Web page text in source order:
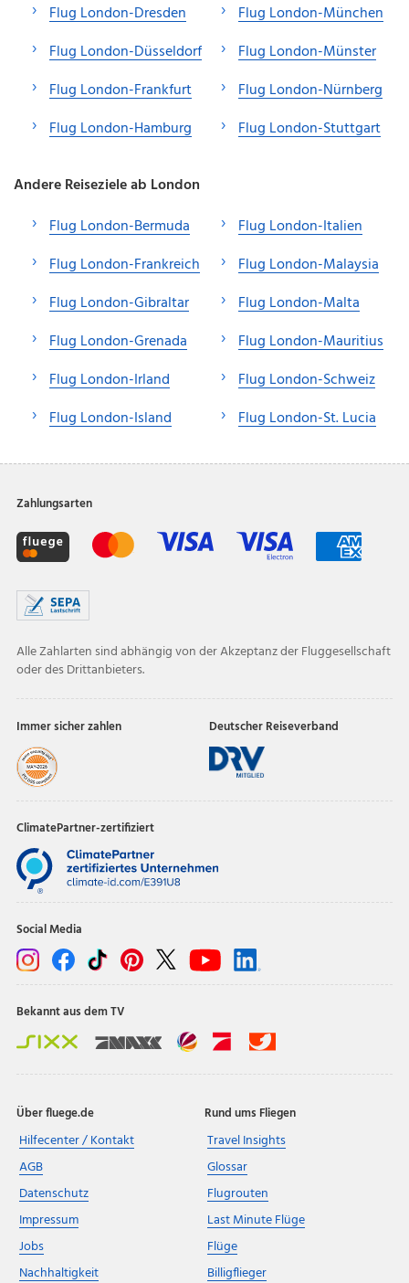
Flug London-Dresden
Flug London-Düsseldorf
Flug London-Frankfurt
Flug London-Hamburg
Flug London-München
Flug London-Münster
Flug London-Nürnberg
Flug London-Stuttgart
Andere Reiseziele ab London
Flug London-Bermuda
Flug London-Frankreich
Flug London-Gibraltar
Flug London-Grenada
Flug London-Irland
Flug London-Island
Flug London-Italien
Flug London-Malaysia
Flug London-Malta
Flug London-Mauritius
Flug London-Schweiz
Flug London-St. Lucia